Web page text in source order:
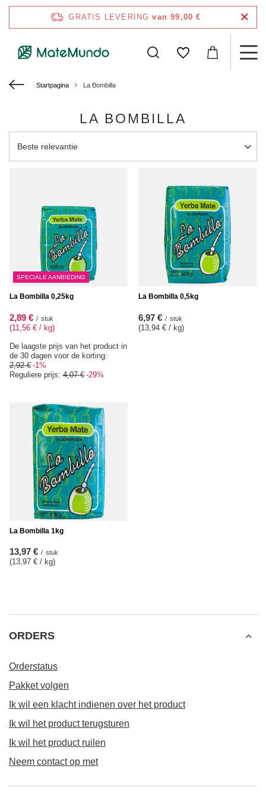
GRATIS LEVERING van 99,00 €
Startpagina La Bombilla
LA BOMBILLA
Sortering wijzigen
Beste relevantie
SPECIALE AANBIEDING
La Bombilla 0,25kg
2,89 € / stuk
(11,56 € / kg)
De laagste prijs van het product in
de 30 dagen voor de korting:
2,92 € -1%
Reguliere prijs: 4,07 € -29%
La Bombilla 0,5kg
6,97 € / stuk
(13,94 € / kg)
La Bombilla 1kg
13,97 € / stuk
(13,97 € / kg)
ORDERS
Orderstatus
Pakket volgen
Ik wil een klacht indienen over het product
Ik wil het product terugsturen
Ik wil het product ruilen
Neem contact op met